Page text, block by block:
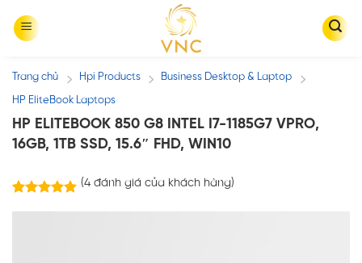
Trang chủ / Hpi Products / Business Desktop & Laptop /
HP EliteBook Laptops
HP ELITEBOOK 850 G8 INTEL I7-1185G7 VPRO,
16GB, 1TB SSD, 15.6″ FHD, WIN10
(4đánh giá của khách hàng)